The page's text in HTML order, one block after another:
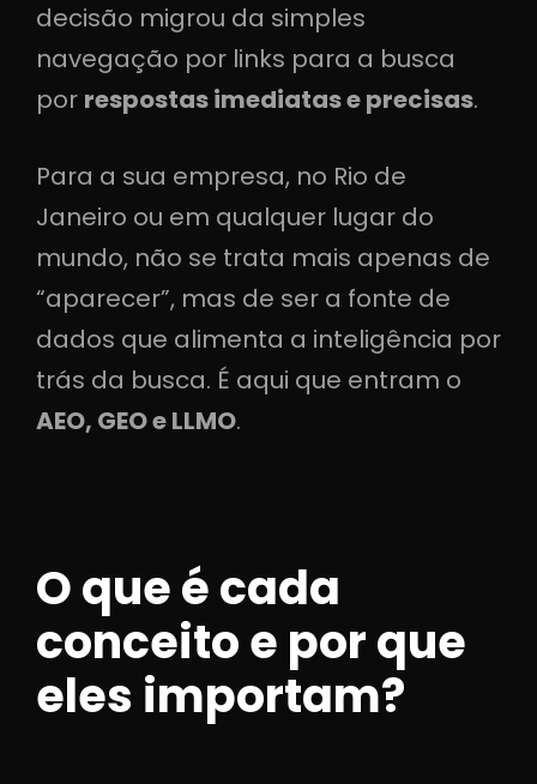
decisão migrou da simples
navegação por links para a busca
por respostas imediatas e precisas.
Para a sua empresa, no Rio de
Janeiro ou em qualquer lugar do
mundo, não se trata mais apenas de
“aparecer”, mas de ser a fonte de
dados que alimenta a inteligência por
trás da busca. É aqui que entram o
AEO, GEO e LLMO.
O que é cada
conceito e por que
eles importam?